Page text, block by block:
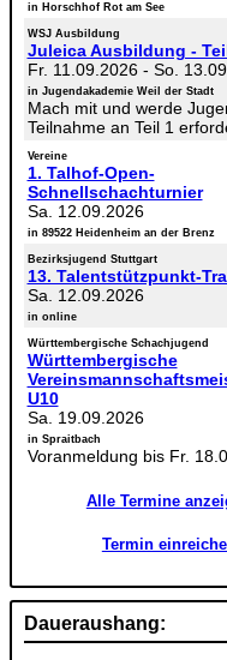
in Horschhof Rot am See
WSJ Ausbildung
Juleica Ausbildung -
Fr. 11.09.2026- So.
in Jugendakademie Weil der Stadt
Mach mit und werde
Teilnahme an Teil 1
Vereine
1. Talhof-Open-
Schnellschachturnier
Sa. 12.09.2026
in 89522 Heidenheim an der Brenz
Bezirksjugend Stuttgart
13. Talentstützpunkt-
Sa. 12.09.2026
in online
Württembergische Schachjugend
Württembergische
U10
Sa. 19.09.2026
in Spraitbach
Voranmeldung bis Fr.
Alle Termine
Termin
Daueraushang: